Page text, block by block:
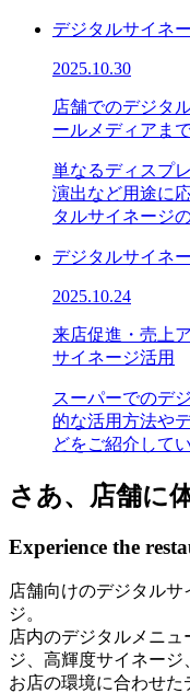
デジタルサイネ
2025.10.30
店舗でのデジタ
ールメディアま
単なるディスプ
演出など用途に
タルサイネージ
デジタルサイネ
2025.10.24
来店促進・売上
サイネージ活用
スーパーでのデ
的な活用方法や
どをご紹介して
さあ、店舗に
Experience the
店舗向けのデジタル
ジ。
店内のデジタルメニ
ジ、高輝度サイネー
お店の環境に合わせ